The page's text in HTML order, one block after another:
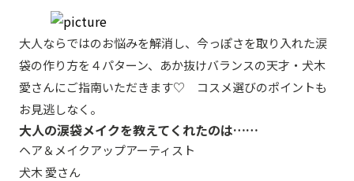
大人ならではのお悩みを解消し、今っぽさを取り入れた涙
袋の作り方を４パターン、あか抜けバランスの天才・犬木
愛さんにご指南いただきます♡ コスメ選びのポイントも
お見逃しなく。
大人の涙袋メイクを教えてくれたのは……
ヘア＆メイクアップアーティスト
犬木 愛さん